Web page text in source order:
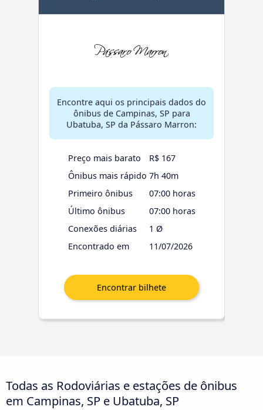
Encontre aqui os principais dados do
ônibus de Campinas, SP para
Ubatuba, SP da Pássaro Marron:
Preço mais barato
R$ 167
Ônibus mais rápido 7h 40m
Primeiro ônibus
07:00 horas
Último ônibus
07:00 horas
Conexões diárias
1 Ø
Encontrado em
11/07/2026
Todas as Rodoviárias e estações de ônibus
em Campinas, SP e Ubatuba, SP